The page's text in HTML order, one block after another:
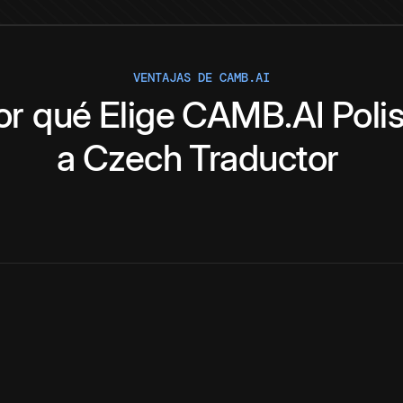
VENTAJAS DE CAMB.AI
qué EligeCAMB.AI
a Czech Traductor